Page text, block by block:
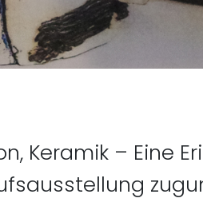
Keramik – Eine